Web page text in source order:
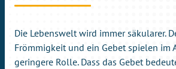
Die Lebenswelt wird immer säkularer.
Frömmigkeit und ein Gebet spielen im
geringere Rolle. Dass das Gebet